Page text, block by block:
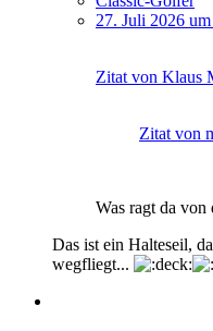
27. Juli 2026
Zitat von Klaus
Zitat von
Was ragt da von
Das ist ein Halteseil,
wegfliegt...